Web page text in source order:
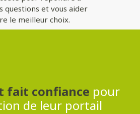
questions et vous aider
le meilleur choix.
fait confiance pour
de leur portail